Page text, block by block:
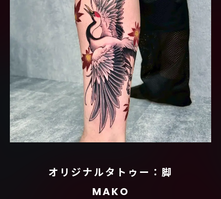
オリジナルタトゥー：脚
MAKO